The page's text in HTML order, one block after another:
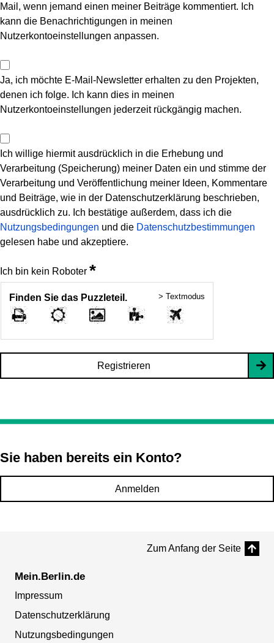
Mail, wenn jemand einen meiner Beiträge kommentiert. Ich
kann die Benachrichtigungen in meinen
Nutzerkontoeinstellungen anpassen.
Ja, ich möchte E-Mail-Newsletter erhalten zu den Projekten,
denen ich folge. Ich kann dies in meinen
Nutzerkontoeinstellungen jederzeit rückgängig machen.
Ich willige hiermit ausdrücklich in die Erhebung und
Verarbeitung (Speicherung) meiner Daten ein und stimme der
Verarbeitung und Veröffentlichung meiner Ideen, Kommentare
und Beiträge, wie in der Datenschutzerklärung beschrieben,
ausdrücklich zu. Ich bestätige außerdem, dass ich die
Nutzungsbedingungen und die Datenschutzbestimmungen
gelesen habe und akzeptiere.
Ich bin kein Roboter *
Finden Sie das Puzzleteil. > Textmodus
Registrieren
Sie haben bereits ein Konto?
Anmelden
Zum Anfang der Seite
Mein.Berlin.de
Impressum
Datenschutzerklärung
Nutzungsbedingungen